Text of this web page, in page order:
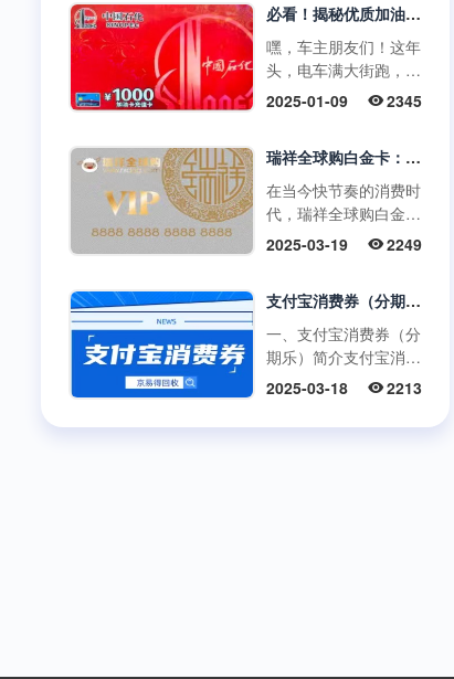
它....
必看！揭秘优质加油卡回收平台，让你的油卡“不闲置”
嘿，车主朋友们！这年
头，电车满大街跑，手
里的加油卡是不是渐渐
变....
2025-01-09 2345
瑞祥全球购白金卡：高端消费卡的使用与回收指南
在当今快节奏的消费时
代，瑞祥全球购白金卡
凭借其强大的功能和广
利....
2025-03-19 2249
支付宝消费券（分期乐）使用与回收指南
一、支付宝消费券（分
期乐）简介支付宝消费
券（分期乐）是由分期
出的电子优惠券。用
2025-03-18 2213